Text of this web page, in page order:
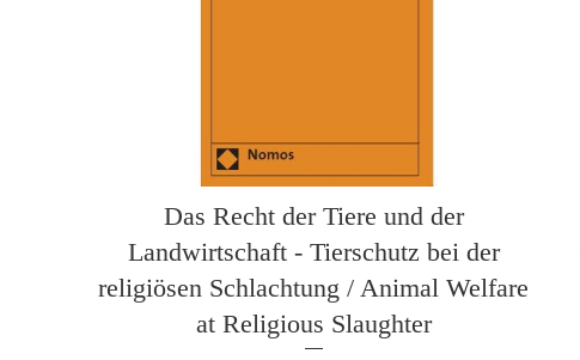
Das Recht der Tiere und der
Landwirtschaft - Tierschutz bei der
religiösen Schlachtung / Animal Welfare
at Religious Slaughter